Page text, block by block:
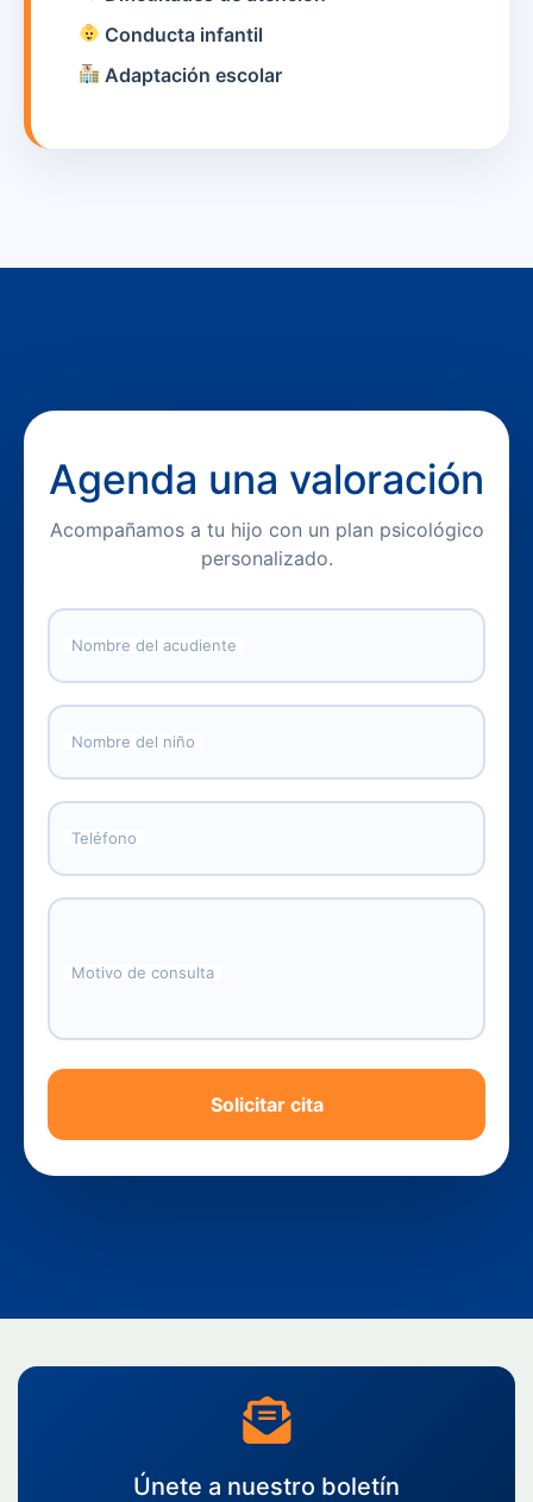
Conducta infantil
Adaptación escolar
Agenda una valoración
Acompañamos a tu hijo con un plan psicológico
personalizado.
Nombre del acudiente
Nombre del niño
Teléfono
Motivo de consulta
Solicitar cita
Únete a nuestro boletín